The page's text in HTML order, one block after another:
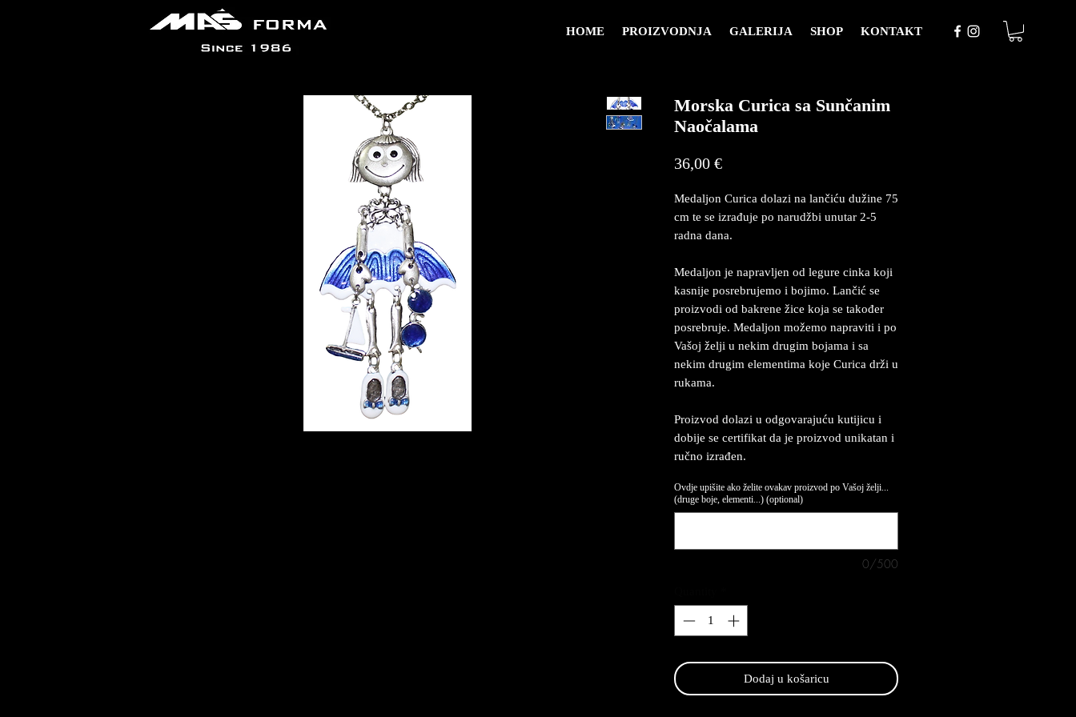
HOME PROIZVODNJA GALERIJA SHOP KONTAKT
Morska Curica sa Sunčanim
Naočalama
36,00 €Price
Medaljon Curica dolazi na lančiću dužine 75
cm te se izrađuje po narudžbi unutar 2-5
radna dana.
Medaljon je napravljen od legure cinka koji
kasnije posrebrujemo i bojimo. Lančić se
proizvodi od bakrene žice koja se također
posrebruje. Medaljon možemo napraviti i po
Vašoj želji u nekim drugim bojama i sa
nekim drugim elementima koje Curica drži u
rukama.
Proizvod dolazi u odgovarajuću kutijicu i
dobije se certifikat da je proizvod unikatan i
ručno izrađen.
Ovdje upišite ako želite ovakav proizvod po Vašoj želji...
(druge boje, elementi...) (optional)
0/500
Dodaj u košaricu